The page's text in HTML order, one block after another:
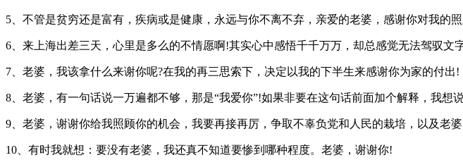
5、不管是贫穷还是富有，疾病或是健康，永远与你不离不弃，亲爱的老婆，感谢你对我的
6、来上海出差三天，心里是多么的不情愿啊!其实心中感悟千千万万，却总感觉无法驾驭文字
7、老婆，我该拿什么来谢你呢?在我的再三思索下，决定以我的下半生来感谢你为家的付出!
8、老婆，有一句话说一万遍都不够，那是“我爱你”!如果非要在这句话前面加个解释，我想
9、老婆，谢谢你给我照顾你的机会，我要再接再厉，争取不辜负党和人民的栽培，以及老婆
10、有时我就想：要没有老婆，我还真不知道要惨到哪种程度。老婆，谢谢你!